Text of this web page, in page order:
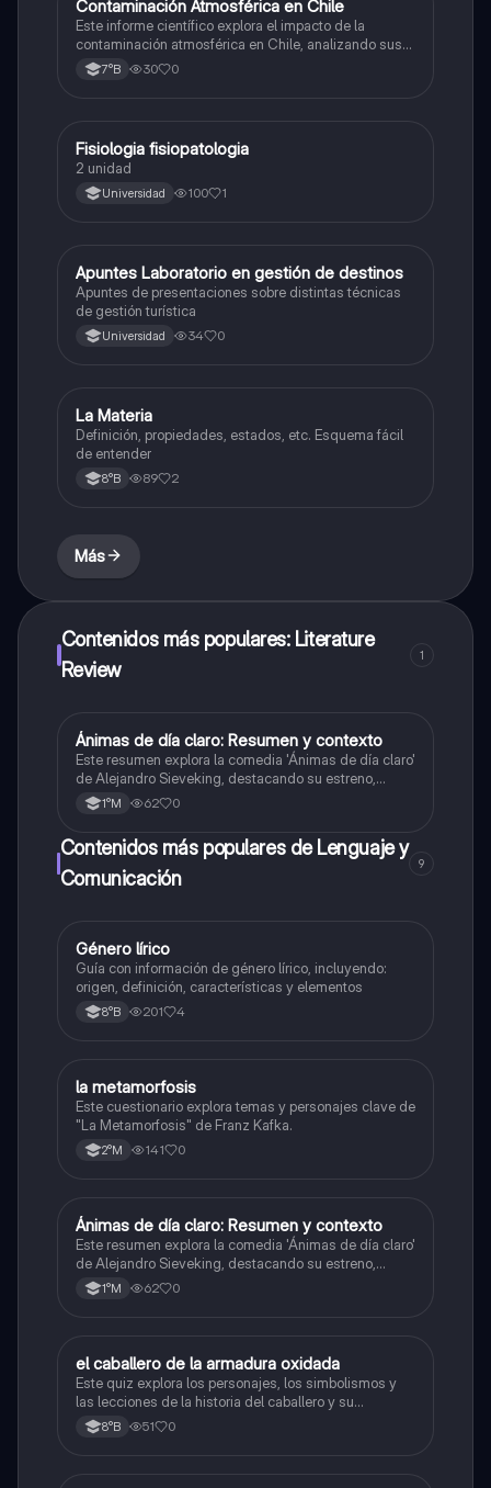
Ciencias Naturales
Contaminación Atmosférica en Chile
Este informe científico explora el impacto de la
contaminación atmosférica en Chile, analizando sus
efectos en la salud y el medio ambiente, así como las
causas y posibles soluciones estructurales.
7°B 30 0
Otros
Fisiologia fisiopatologia
2 unidad
Universidad 100 1
Otros
Apuntes Laboratorio en gestión de destinos
Apuntes de presentaciones sobre distintas técnicas
de gestión turística
Universidad 34 0
Ciencias Naturales
La Materia
Definición, propiedades, estados, etc. Esquema fácil
de entender
8°B 89 2
Más
Contenidos más populares: Literature
Review
1
Lenguaje y Comunicación
Ánimas de día claro: Resumen y contexto
Este resumen explora la comedia 'Ánimas de día claro'
de Alejandro Sieveking, destacando su estreno,
dirección de Víctor Jara, y la influencia del folklore
chileno en la obra.
1°M 62 0
Contenidos más populares de Lenguaje y
Comunicación
9
Lenguaje y Comunicación
Género lírico
Guía con información de género lírico, incluyendo:
origen, definición, características y elementos
8°B 201 4
Lenguaje y Comunicación
la metamorfosis
Este cuestionario explora temas y personajes clave de
"La Metamorfosis" de Franz Kafka.
2°M 141 0
Lenguaje y Comunicación
Ánimas de día claro: Resumen y contexto
Este resumen explora la comedia 'Ánimas de día claro'
de Alejandro Sieveking, destacando su estreno,
dirección de Víctor Jara, y la influencia del folklore
chileno en la obra.
1°M 62 0
Lenguaje y Comunicación
el caballero de la armadura oxidada
Este quiz explora los personajes, los simbolismos y
las lecciones de la historia del caballero y su
armadura.
8°B 51 0